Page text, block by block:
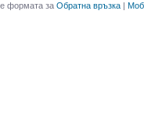
формата за Обратна връзка |